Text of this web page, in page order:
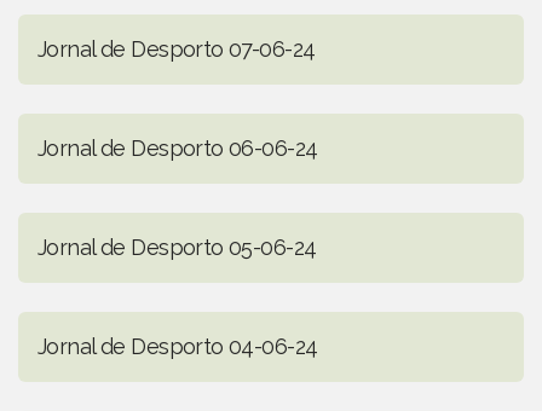
Jornal de Desporto 07-06-24
Jornal de Desporto 06-06-24
Jornal de Desporto 05-06-24
Jornal de Desporto 04-06-24